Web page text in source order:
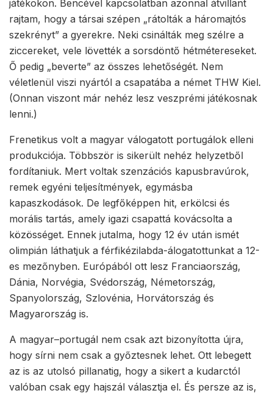
játékokon. Bencével kapcsolatban azonnal átvillant
rajtam, hogy a társai szépen „rátolták a háromajtós
szekrényt” a gyerekre. Neki csinálták meg szélre a
ziccereket, vele lövették a sorsdöntő hétmétereseket.
Ő pedig „beverte” az összes lehetőségét. Nem
véletlenül viszi nyártól a csapatába a német THW Kiel.
(Onnan viszont már nehéz lesz veszprémi játékosnak
lenni.)
Frenetikus volt a magyar válogatott portugálok elleni
produkciója. Többször is sikerült nehéz helyzetből
fordítaniuk. Mert voltak szenzációs kapusbravúrok,
remek egyéni teljesítmények, egymásba
kapaszkodások. De legfőképpen hit, erkölcsi és
morális tartás, amely igazi csapattá kovácsolta a
közösséget. Ennek jutalma, hogy 12 év után ismét
olimpián láthatjuk a férfikézilabda-álogatottunkat a 12-
es mezőnyben. Európából ott lesz Franciaország,
Dánia, Norvégia, Svédország, Németország,
Spanyolország, Szlovénia, Horvátország és
Magyarország is.
A magyar–portugál nem csak azt bizonyította újra,
hogy sírni nem csak a győztesnek lehet. Ott lebegett
az is az utolsó pillanatig, hogy a sikert a kudarctól
valóban csak egy hajszál választja el. És persze az is,